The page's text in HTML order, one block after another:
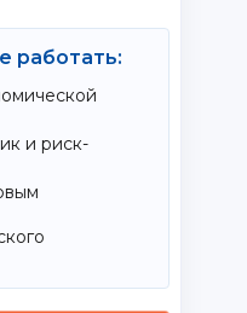
работать:
и риск-